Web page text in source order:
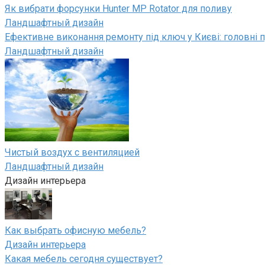
Як вибрати форсунки Hunter MP Rotator для поливу
Ландшафтный дизайн
Ефективне виконання ремонту під ключ у Києві: головні
Ландшафтный дизайн
Чистый воздух с вентиляцией
Ландшафтный дизайн
Дизайн интерьера
Как выбрать офисную мебель?
Дизайн интерьера
Какая мебель сегодня существует?